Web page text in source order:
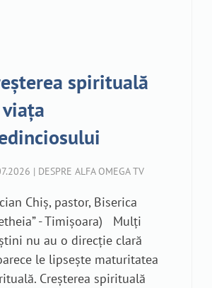
spirituală
| DESPRE ALFA OMEGA TV
Chiș, pastor, Biserica
- Timișoara) Mulți
nu au o direcție clară
le lipsește maturitatea
Creșterea spirituală